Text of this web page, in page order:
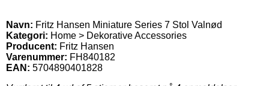
Navn: Fritz Hansen Miniature Series 7 Stol Valnød
Kategori: Home > Dekorative Accessories
Producent: Fritz Hansen
Varenummer: FH840182
EAN: 5704890401828